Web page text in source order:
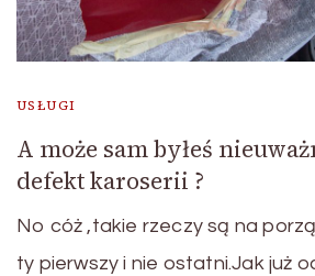
USŁUGI
A może sam byłeś
defekt karoserii ?
No cóż ,takie rzeczy są na
ty pierwszy i nie ostatni.Jak już